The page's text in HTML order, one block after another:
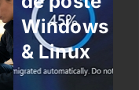
Windows
& Linux